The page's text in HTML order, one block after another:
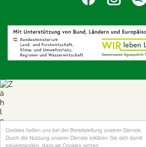
Cookies helfen uns bei der Bereitstellung unserer Dienste.
Durch die Nutzung unserer Dienste erklären Sie sich damit
einverstanden, dass wir Cookies setzen.